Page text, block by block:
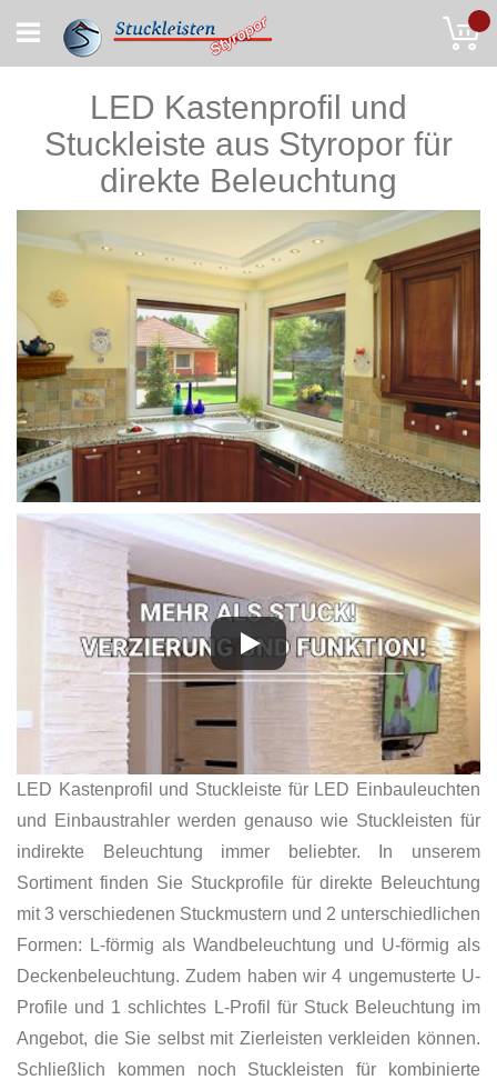
to
Content
LED Kastenprofil und
Stuckleiste aus Styropor für
direkte Beleuchtung
LED Kastenprofil und Stuckleiste für LED Einbauleuchten
und Einbaustrahler werden genauso wie Stuckleisten für
indirekte Beleuchtung immer beliebter. In unserem
Sortiment finden Sie Stuckprofile für direkte Beleuchtung
mit 3 verschiedenen Stuckmustern und 2 unterschiedlichen
Formen: L-förmig als Wandbeleuchtung und U-förmig als
Deckenbeleuchtung. Zudem haben wir 4 ungemusterte U-
Profile und 1 schlichtes L-Profil für Stuck Beleuchtung im
Angebot, die Sie selbst mit Zierleisten verkleiden können.
Schließlich kommen noch Stuckleisten für kombinierte